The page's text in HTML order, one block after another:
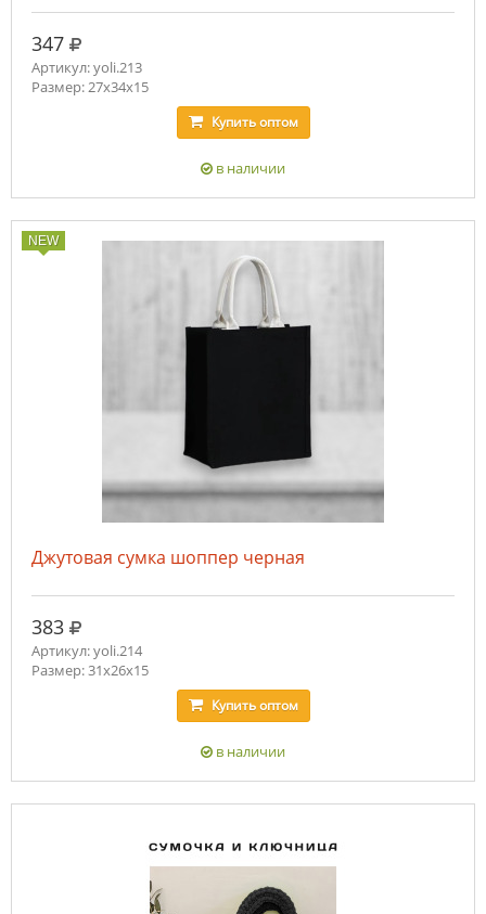
347 руб.
Артикул: yoli.213
Размер: 27x34x15
Купитьоптом
в наличии
NEW
Джутовая сумка шоппер черная
383 руб.
Артикул: yoli.214
Размер: 31x26x15
Купитьоптом
в наличии